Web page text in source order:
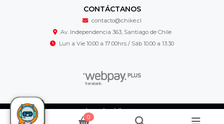
CONTÁCTANOS
contacto@chike.cl
Av. Independencia 363, Santiago de Chile
Lun a Vie 10:00 a 17:00hrs / Sáb 10:00 a 13:30
Cordonería Chike © 2026
¿Te gusta mi tienda? Yo vendo con
0